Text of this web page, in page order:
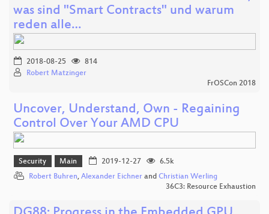
was sind "Smart Contracts" und warum
reden alle…
2018-08-25
814
Robert Matzinger
FrOSCon 2018
Uncover, Understand, Own - Regaining
Control Over Your AMD CPU
Security Main 2019-12-27
6.5k
Robert Buhren, Alexander Eichner and Christian Werling
36C3: Resource Exhaustion